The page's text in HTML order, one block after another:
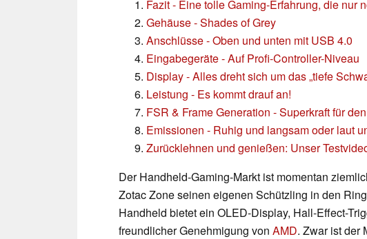
Fazit - Eine tolle Gaming-Erfahrung, die nur
Gehäuse - Shades of Grey
Anschlüsse - Oben und unten mit USB 4.0
Eingabegeräte - Auf Profi-Controller-Niveau
Display - Alles dreht sich um das „tiefe
Leistung - Es kommt drauf an!
FSR & Frame Generation - Superkraft für
Emissionen - Ruhig und langsam oder laut
Zurücklehnen und genießen: Unser
Der Handheld-Gaming-Markt ist momentan
Zotac Zone seinen eigenen Schützling in den
Handheld bietet ein OLED-Display, Hall-Effect-
freundlicher Genehmigung von AMD. Zwar ist der